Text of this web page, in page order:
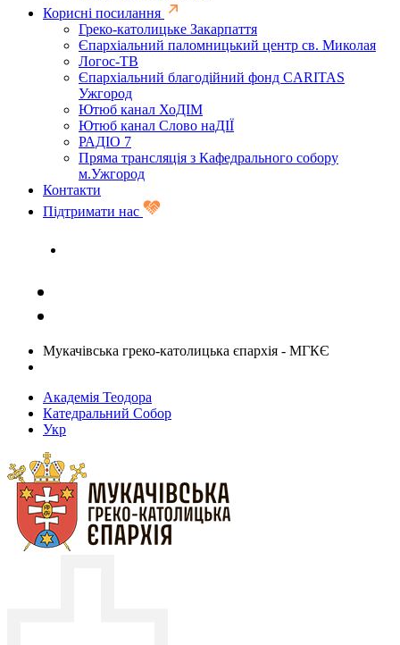
Корисні посилання
Греко-католицьке Закарпаття
Єпархіальний паломницький центр св. Миколая
Логос-ТВ
Єпархіальний благодійний фонд CARITAS
Ужгород
Ютюб канал ХоДІМ
Ютюб канал Слово наДІЇ
РАДІО 7
Пряма трансляція з Кафедрального собору
м.Ужгород
Контакти
Підтримати нас
Мукачівська греко-католицька єпархія - МГКЄ
Академія Теодора
Катедральний Собор
Укр